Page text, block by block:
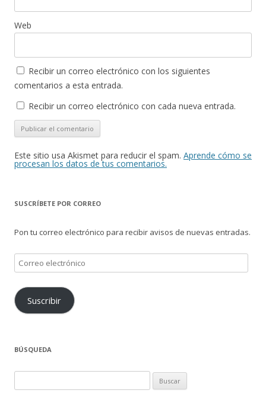
Web
Recibir un correo electrónico con los siguientes
comentarios a esta entrada.
Recibir un correo electrónico con cada nueva entrada.
Este sitio usa Akismet para reducir el spam. Aprende cómo se
procesan los datos de tus comentarios.
SUSCRÍBETE POR CORREO
Pon tu correo electrónico para recibir avisos de nuevas entradas.
Correo
electrónico
Suscribir
BÚSQUEDA